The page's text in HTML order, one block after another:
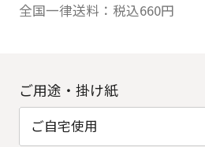
全国一律送料：税込660円
ご用途・掛け紙